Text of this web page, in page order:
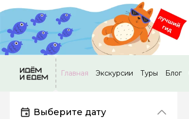
Главная Экскурсии Туры Блог
Выберите дату